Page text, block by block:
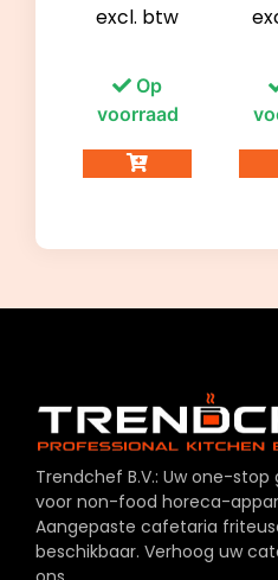
excl. btw
Op
voorraad
Trendchef B.V.: Uw one-
voor non-food horeca-
Aangepaste cafetaria
beschikbaar. Verhoog uw